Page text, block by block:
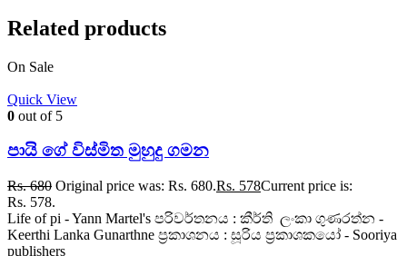
Related products
On Sale
Quick View
0 out of 5
පායි ගේ විස්මිත මුහුදු ගමන
Rs.680 Original price was: Rs. 680.Rs. 578Current price is:
Rs. 578.
Life of pi - Yann Martel's පරිවර්තනය : කීර්ති ලංකා ගුණරත්න -
Keerthi Lanka Gunarthne ප්‍රකාශනය : සූරිය ප්‍රකාශකයෝ - Sooriya
publishers